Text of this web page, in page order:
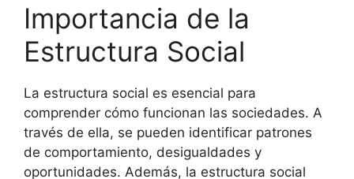
Importancia de la
Estructura Social
La estructura social es esencial para
comprender cómo funcionan las sociedades. A
través de ella, se pueden identificar patrones
de comportamiento, desigualdades y
oportunidades. Además, la estructura social